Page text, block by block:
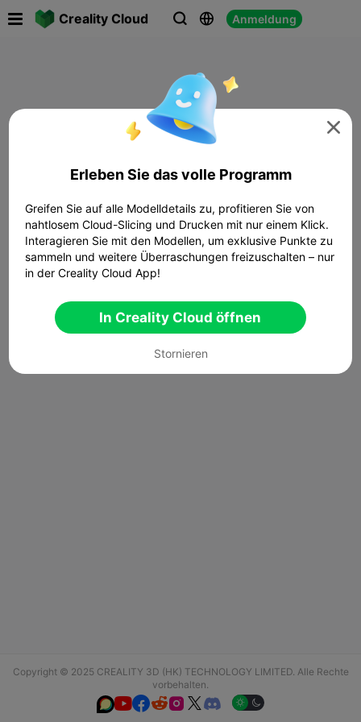
Creality Cloud   Anmeldung
Copyright © 2025 CREALITY 3D (HK) TECHNOLOGY LIMITED. Alle Rechte
vorbehalten.
  

Erleben Sie das volle Programm
Greifen Sie auf alle Modelldetails zu, profitieren Sie von
nahtlosem Cloud-Slicing und Drucken mit nur einem Klick.
Interagieren Sie mit den Modellen, um exklusive Punkte zu
sammeln und weitere Überraschungen freizuschalten – nur
in der Creality Cloud App!
In Creality Cloud öffnen
Stornieren